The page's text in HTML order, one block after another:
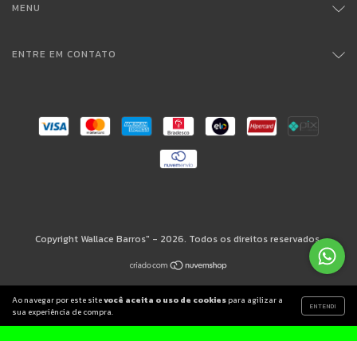
Ao navegar por este sitevocê aceita o uso de cookiespara agilizar a
sua experiência de compra.
ENTENDI
MENU
ENTRE EM CONTATO
Copyright Wallace Barros" - 2026. Todos os direitos reservados.